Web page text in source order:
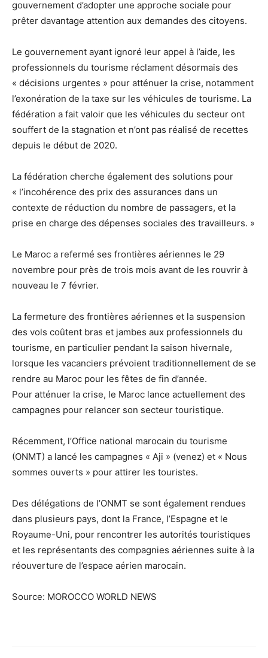
gouvernement d’adopter une approche sociale pour
prêter davantage attention aux demandes des citoyens.
Le gouvernement ayant ignoré leur appel à l’aide, les
professionnels du tourisme réclament désormais des
« décisions urgentes » pour atténuer la crise, notamment
l’exonération de la taxe sur les véhicules de tourisme. La
fédération a fait valoir que les véhicules du secteur ont
souffert de la stagnation et n’ont pas réalisé de recettes
depuis le début de 2020.
La fédération cherche également des solutions pour
« l’incohérence des prix des assurances dans un
contexte de réduction du nombre de passagers, et la
prise en charge des dépenses sociales des travailleurs. »
Le Maroc a refermé ses frontières aériennes le 29
novembre pour près de trois mois avant de les rouvrir à
nouveau le 7 février.
La fermeture des frontières aériennes et la suspension
des vols coûtent bras et jambes aux professionnels du
tourisme, en particulier pendant la saison hivernale,
lorsque les vacanciers prévoient traditionnellement de se
rendre au Maroc pour les fêtes de fin d’année.
Pour atténuer la crise, le Maroc lance actuellement des
campagnes pour relancer son secteur touristique.
Récemment, l’Office national marocain du tourisme
(ONMT) a lancé les campagnes « Aji » (venez) et « Nous
sommes ouverts » pour attirer les touristes.
Des délégations de l’ONMT se sont également rendues
dans plusieurs pays, dont la France, l’Espagne et le
Royaume-Uni, pour rencontrer les autorités touristiques
et les représentants des compagnies aériennes suite à la
réouverture de l’espace aérien marocain.
Source: MOROCCO WORLD NEWS